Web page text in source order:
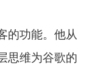
功能。他从
思维为谷歌的